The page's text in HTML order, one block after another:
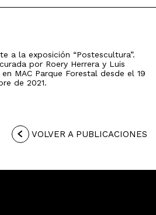
a la exposición “Postescultura”.
por Roery Herrera y Luis
MAC Parque Forestal desde el 19
de 2021.
VOLVER A PUBLICACIONES